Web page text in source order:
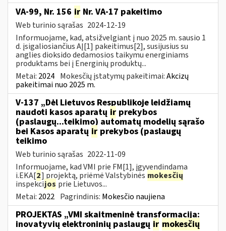
VA-99, Nr. 156 ir Nr. VA-17 pakeitimo
Web turinio sąrašas 2024-12-19
Informuojame, kad, atsižvelgiant į nuo 2025 m. sausio 1
d. įsigaliosiančius AĮ[1] pakeitimus[2], susijusius su
anglies dioksido dedamosios taikymu energiniams
produktams bei į Energinių produktų...
Metai: 2024 Mokesčių įstatymų pakeitimai:Akcizų
pakeitimai nuo 2025 m.
V-137 „Dėl Lietuvos Respublikoje leidžiamų
naudoti kasos aparatų ir prekybos
(paslaugų...teikimo) automatų modelių sąrašo
bei Kasos aparatų ir prekybos (paslaugų
teikimo
Web turinio sąrašas 2022-11-09
Informuojame, kad VMI prie FM[1], įgyvendindama
i.EKA[2] projektą, priėmė Valstybinės mokesčių
inspekcijos prie Lietuvos...
Metai: 2022 Pagrindinis: Mokesčio naujiena
PROJEKTAS „VMI skaitmeninė transformacija:
inovatyvių elektroninių paslaugų ir mokesčių